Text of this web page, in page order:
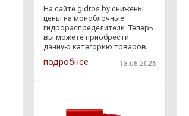
На сайте gidros.by снижены
цены на моноблочные
гидрораспределители. Теперь
вы можете приобрести
данную категорию товаров
со скидкой - 30% . Также с
18.06.2026 по 06.07.2026
подробнее 18.06.2026